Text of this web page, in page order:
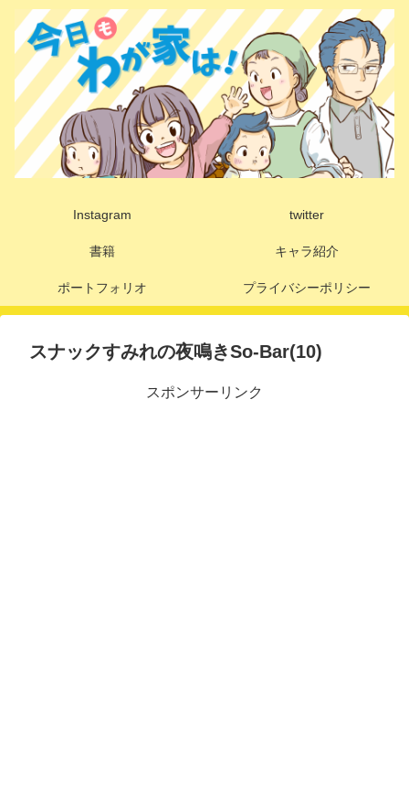
Instagram twitter
書籍 キャラ紹介
ポートフォリオ プライバシーポリシー
スナックすみれの夜鳴きSo-Bar(10)
スポンサーリンク